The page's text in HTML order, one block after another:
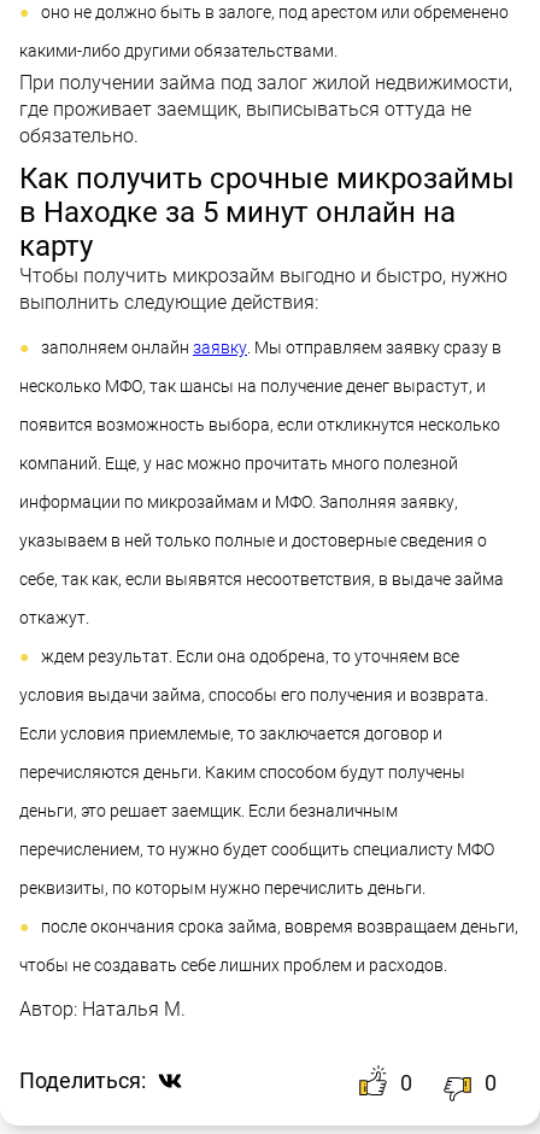
оно не должно быть в залоге, под арестом или обременено
какими-либо другими обязательствами.
При получении займа под залог жилой недвижимости,
где проживает заемщик, выписываться оттуда не
обязательно.
Как получить срочные микрозаймы
в Находке за 5 минут онлайн на
карту
Чтобы получить микрозайм выгодно и быстро, нужно
выполнить следующие действия:
заполняем онлайн заявку . Мы отправляем заявку сразу в
несколько МФО, так шансы на получение денег вырастут, и
появится возможность выбора, если откликнутся несколько
компаний. Еще, у нас можно прочитать много полезной
информации по микрозаймам и МФО. Заполняя заявку,
указываем в ней только полные и достоверные сведения о
себе, так как, если выявятся несоответствия, в выдаче займа
откажут.
ждем результат. Если она одобрена, то уточняем все
условия выдачи займа, способы его получения и возврата.
Если условия приемлемые, то заключается договор и
перечисляются деньги. Каким способом будут получены
деньги, это решает заемщик. Если безналичным
перечислением, то нужно будет сообщить специалисту МФО
реквизиты, по которым нужно перечислить деньги.
после окончания срока займа, вовремя возвращаем деньги,
чтобы не создавать себе лишних проблем и расходов.
Автор: Наталья М.
Поделиться: 0 0